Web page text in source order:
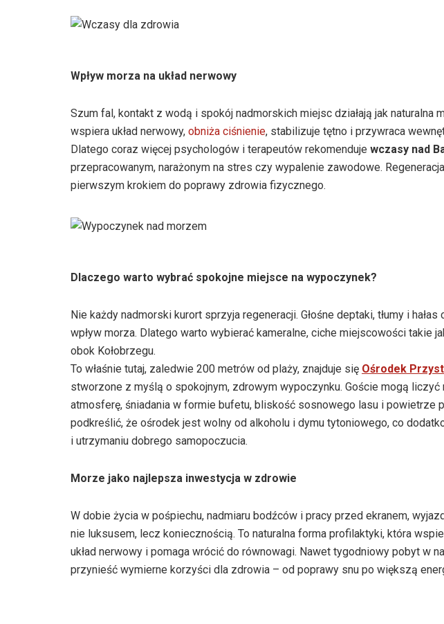
Wpływ morza na układ nerwowy
Szum fal, kontakt z wodą i spokój nadmorskich miejsc działają jak naturalna
wspiera układ nerwowy, obniża ciśnienie, stabilizuje tętno i przywraca
Dlatego coraz więcej psychologów i terapeutów rekomenduje wczasy nad
przepracowanym, narażonym na stres czy wypalenie zawodowe.
pierwszym krokiem do poprawy zdrowia fizycznego.
Dlaczego warto wybrać spokojne miejsce na wypoczynek?
Nie każdy nadmorski kurort sprzyja regeneracji. Głośne deptaki, tłumy i
wpływ morza. Dlatego warto wybierać kameralne, ciche miejscowości takie
obok Kołobrzegu.
To właśnie tutaj, zaledwie 200 metrów od plaży, znajduje się Ośrodek
stworzone z myślą o spokojnym, zdrowym wypoczynku. Goście mogą liczyć
atmosferę, śniadania w formie bufetu, bliskość sosnowego lasu i powietrze
podkreślić, że ośrodek jest wolny od alkoholu i dymu tytoniowego, co
i utrzymaniu dobrego samopoczucia.
Morze jako najlepsza inwestycja w zdrowie
W dobie życia w pośpiechu, nadmiaru bodźców i pracy przed ekranem,
nie luksusem, lecz koniecznością. To naturalna forma profilaktyki, która
układ nerwowy i pomaga wrócić do równowagi. Nawet tygodniowy pobyt w
przynieść wymierne korzyści dla zdrowia – od poprawy snu po większą